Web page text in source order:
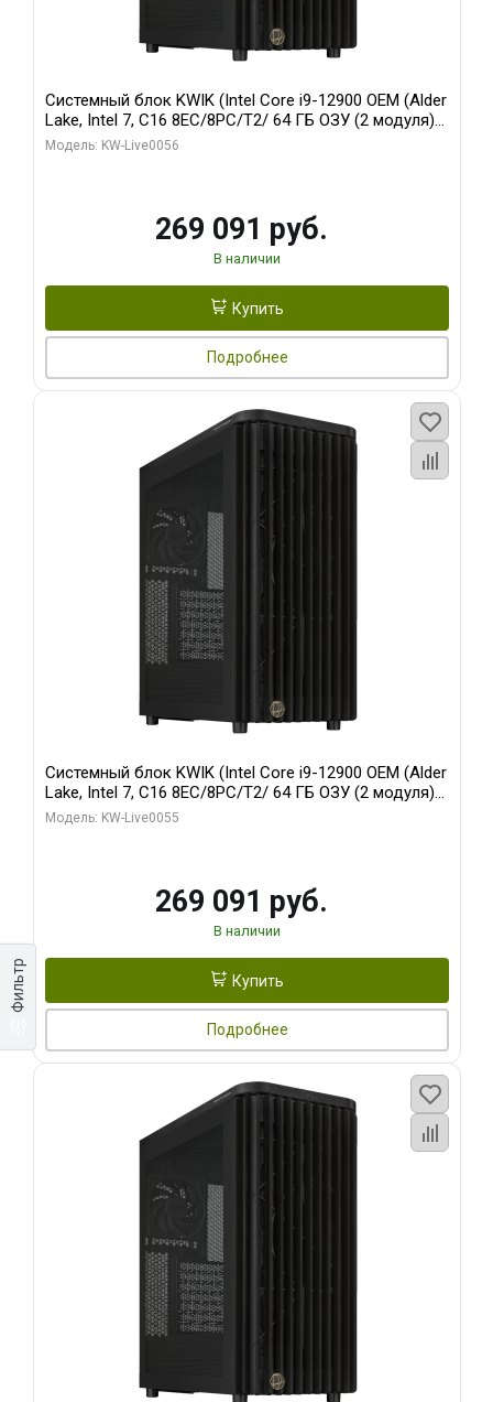
Фильтр
Системный блок KWIK (Intel Core i9-12900 OEM (Alder
Lake, Intel 7, C16 8EC/8PC/T2/ 64 ГБ ОЗУ (2 модуля)/
Palit RTX5080 INFINITY 3 OC 16GB GDDR7 256bit 3xDP
Модель: KW-Live0056
269 091 руб.
В наличии
Купить
Подробнее
Системный блок KWIK (Intel Core i9-12900 OEM (Alder
Lake, Intel 7, C16 8EC/8PC/T2/ 64 ГБ ОЗУ (2 модуля)/
MSI RTX5080 SHADOW 3X OC 16GB GDDR7 256bit 3xDP
Модель: KW-Live0055
269 091 руб.
В наличии
Купить
Подробнее